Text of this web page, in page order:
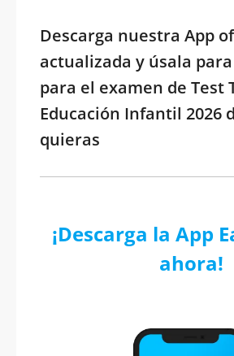
Descarga nuestra App
actualizada y úsala
para el examen de Test
Educación Infantil 2026
quieras
¡Descarga la App
ahora!